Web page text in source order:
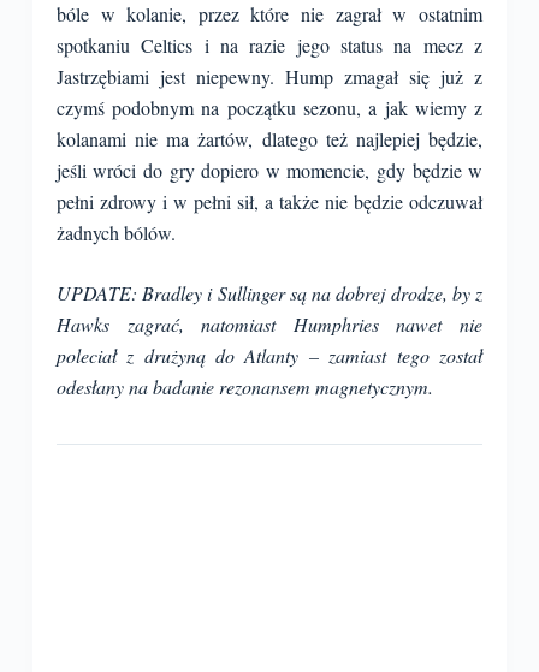
bóle w kolanie, przez które nie zagrał w ostatnim
spotkaniu Celtics i na razie jego status na mecz z
Jastrzębiami jest niepewny. Hump zmagał się już z
czymś podobnym na początku sezonu, a jak wiemy z
kolanami nie ma żartów, dlatego też najlepiej będzie,
jeśli wróci do gry dopiero w momencie, gdy będzie w
pełni zdrowy i w pełni sił, a także nie będzie odczuwał
żadnych bólów.
UPDATE: Bradley i Sullinger są na dobrej drodze, by z
Hawks zagrać, natomiast Humphries nawet nie
poleciał z drużyną do Atlanty – zamiast tego został
odesłany na badanie rezonansem magnetycznym.